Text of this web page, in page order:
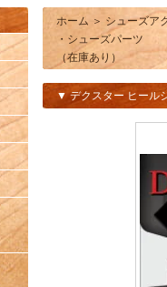
ホーム ＞ シューズア
・シューズパーツ
（在庫あり）
▼ デクスター ヒール